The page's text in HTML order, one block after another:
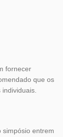
fornecer
que os
simpósio entrem